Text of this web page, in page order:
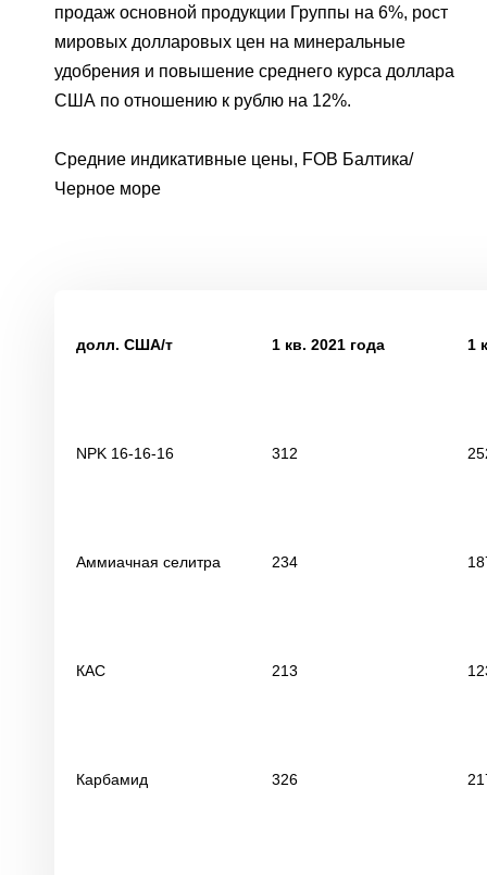
продаж основной продукции Группы на 6%, рост
мировых долларовых цен на минеральные
удобрения и повышение среднего курса доллара
США по отношению к рублю на 12%.
Средние индикативные цены, FOB Балтика/
Черное море
долл. США/т 1 кв. 2021 года 1
NPK 16-16-16 312
Аммиачная селитра 234
КАС 213
Карбамид 326